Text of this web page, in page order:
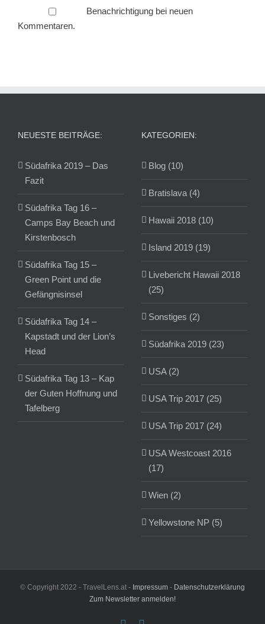
Benachrichtigung bei neuen
Kommentaren.
NEUESTE BEITRÄGE:
Südafrika 2019 – Das
Fazit
Südafrika Tag 16 –
Camps Bay Beach und
Kirstenbosch
Südafrika Tag 15 –
Green Point und die
Gefängnisinsel
Südafrika Tag 14 –
Kapstadt und der Lion’s
Head
Südafrika Tag 13 – Kap
der Guten Hoffnung und
Tafelberg
KATEGORIEN:
Blog (10)
Bratislava (4)
Hawaii 2018 (10)
Island 2019 (19)
Livebericht Hawaii 2018
(25)
Sonstiges (2)
Südafrika 2019 (23)
USA (2)
USA Trip 2017 (25)
USA Trip 2017 (24)
USA Westcoast 2016
(17)
Wien (2)
Yellowstone NP (5)
© Copyright 2022 - TravelLens.at - Impressum - Datenschutzerklärung
Zum Newsletter anmelden!